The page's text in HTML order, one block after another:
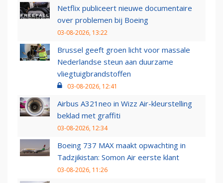
Netflix publiceert nieuwe documentaire
over problemen bij Boeing
03-08-2026, 13:22
Brussel geeft groen licht voor massale
Nederlandse steun aan duurzame
vliegtuigbrandstoffen
03-08-2026, 12:41
Airbus A321neo in Wizz Air-kleurstelling
beklad met graffiti
03-08-2026, 12:34
Boeing 737 MAX maakt opwachting in
Tadzjikistan: Somon Air eerste klant
03-08-2026, 11:26